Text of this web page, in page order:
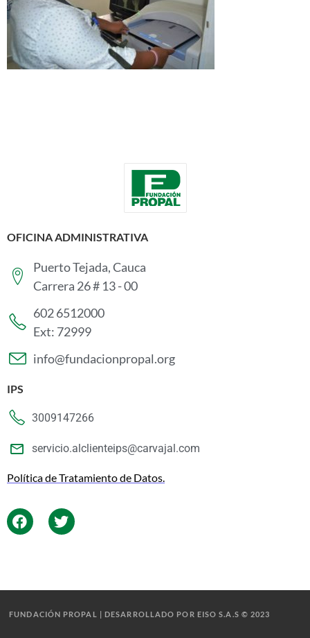
OFICINA ADMINISTRATIVA
Puerto Tejada, Cauca
Carrera 26 # 13 - 00
602 6512000
Ext: 72999
info@fundacionpropal.org
IPS
3009147266
servicio.alclienteips@carvajal.com
Política de Tratamiento de Datos.
FUNDACIÓN PROPAL | DESARROLLADO POR EISO S.A.S © 2023